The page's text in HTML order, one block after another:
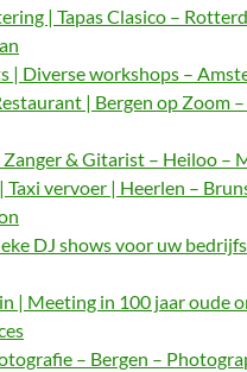
| Tapas Clasico –
| Diverse workshops –
| Bergen op Zoom
Zanger & Gitarist – Heiloo –
Taxi vervoer | Heerlen –
DJ shows voor uw
| Meeting in 100 jaar oude
– Bergen –